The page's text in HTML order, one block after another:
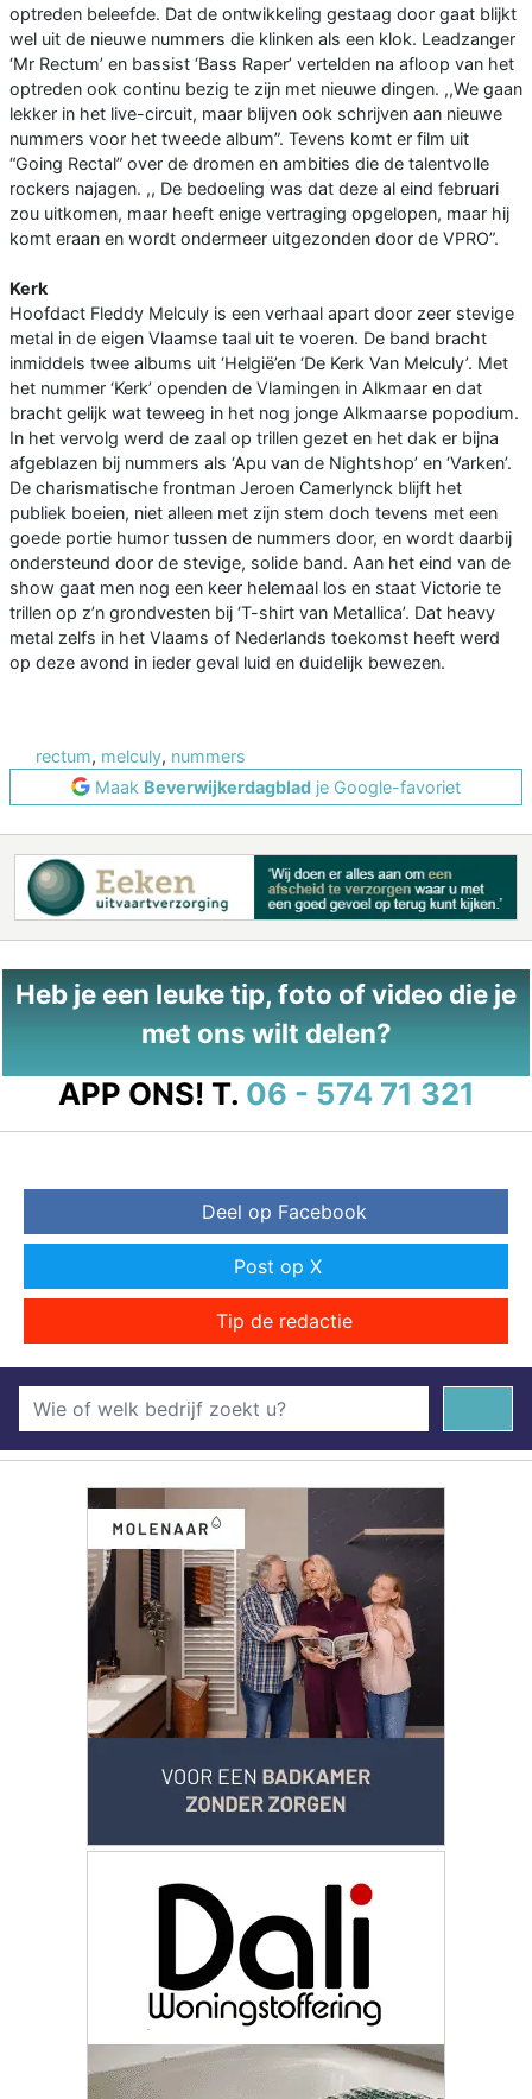
optreden beleefde. Dat de ontwikkeling gestaag door gaat blijkt
wel uit de nieuwe nummers die klinken als een klok. Leadzanger
‘Mr Rectum’ en bassist ‘Bass Raper’ vertelden na afloop van het
optreden ook continu bezig te zijn met nieuwe dingen. ,,We gaan
lekker in het live-circuit, maar blijven ook schrijven aan nieuwe
nummers voor het tweede album”. Tevens komt er film uit
“Going Rectal” over de dromen en ambities die de talentvolle
rockers najagen. ,, De bedoeling was dat deze al eind februari
zou uitkomen, maar heeft enige vertraging opgelopen, maar hij
komt eraan en wordt ondermeer uitgezonden door de VPRO”.
Kerk
Hoofdact Fleddy Melculy is een verhaal apart door zeer stevige
metal in de eigen Vlaamse taal uit te voeren. De band bracht
inmiddels twee albums uit ‘Helgië’en ‘De Kerk Van Melculy’. Met
het nummer ‘Kerk’ openden de Vlamingen in Alkmaar en dat
bracht gelijk wat teweeg in het nog jonge Alkmaarse popodium.
In het vervolg werd de zaal op trillen gezet en het dak er bijna
afgeblazen bij nummers als ‘Apu van de Nightshop’ en ‘Varken’.
De charismatische frontman Jeroen Camerlynck blijft het
publiek boeien, niet alleen met zijn stem doch tevens met een
goede portie humor tussen de nummers door, en wordt daarbij
ondersteund door de stevige, solide band. Aan het eind van de
show gaat men nog een keer helemaal los en staat Victorie te
trillen op z’n grondvesten bij ‘T-shirt van Metallica’. Dat heavy
metal zelfs in het Vlaams of Nederlands toekomst heeft werd
op deze avond in ieder geval luid en duidelijk bewezen.
rectum, melculy, nummers
Maak Beverwijkerdagblad je Google-favoriet
Heb je een leuke tip, foto of video die je
met ons wilt delen?
APP ONS! T. 06 - 574 71 321
Deel op Facebook
Post op X
Tip de redactie